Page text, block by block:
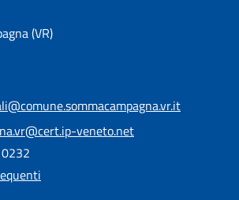
(VR)
veneto.net